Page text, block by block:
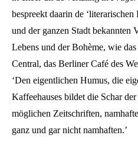
bespreekt daarin de
und der ganzen Stadt bekannten
Lebens und der Bohème, wie
Central, das Berliner Café des
‘Den eigentlichen Humus, die
Kaffeehauses bildet die Schar
möglichen Zeitschriften,
ganz und gar nicht namhaften.’